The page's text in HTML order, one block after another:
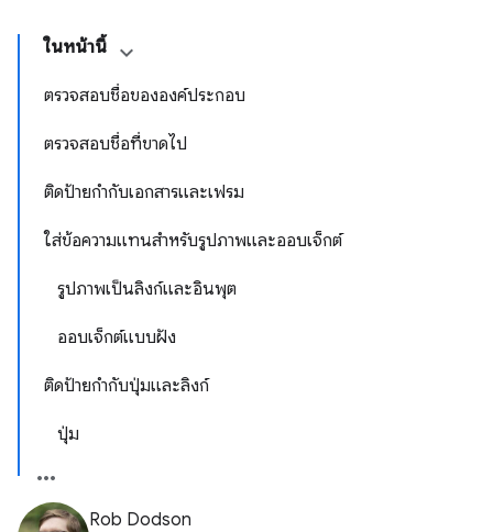
ในหน้านี้
ตรวจสอบชื่อขององค์ประกอบ
ตรวจสอบชื่อที่ขาดไป
ติดป้ายกำกับเอกสารและเฟรม
ใส่ข้อความแทนสำหรับรูปภาพและออบเจ็กต์
รูปภาพเป็นลิงก์และอินพุต
ออบเจ็กต์แบบฝัง
ติดป้ายกำกับปุ่มและลิงก์
ปุ่ม
Rob Dodson